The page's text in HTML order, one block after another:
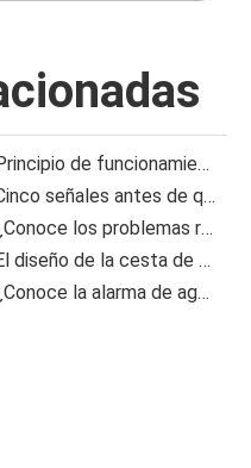
Principio de funcionamiento del fuelle de aire y prevención de fallas
Cinco señales antes de que la prensa se sintiera obstruida
¿Conoce los problemas relacionados con el fieltro prensado durante el proceso de fabricación del papel?
El diseño de la cesta de malla tipo ranura
¿Conoce la alarma de agotamiento del fieltro y del cable?